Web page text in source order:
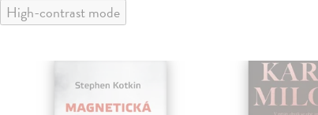
High-contrast mode